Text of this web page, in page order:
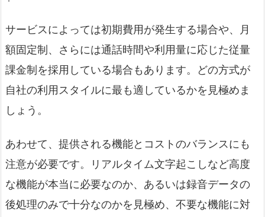
サービスによっては初期費用が発生する場合や、月
額固定制、さらには通話時間や利用量に応じた従量
課金制を採用している場合もあります。どの方式が
自社の利用スタイルに最も適しているかを見極めま
しょう。
あわせて、提供される機能とコストのバランスにも
注意が必要です。リアルタイム文字起こしなど高度
な機能が本当に必要なのか、あるいは録音データの
後処理のみで十分なのかを見極め、不要な機能に対